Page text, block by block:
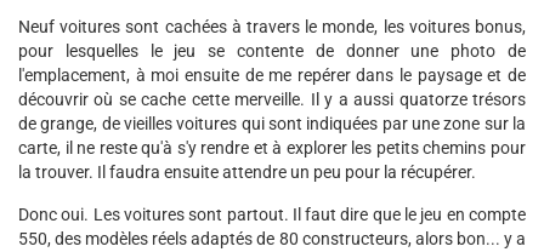
Neuf voitures sont cachées à travers le monde, les voitures bonus,
pour lesquelles le jeu se contente de donner une photo de
l'emplacement, à moi ensuite de me repérer dans le paysage et de
découvrir où se cache cette merveille. Il y a aussi quatorze trésors
de grange, de vieilles voitures qui sont indiquées par une zone sur la
carte, il ne reste qu'à s'y rendre et à explorer les petits chemins pour
la trouver. Il faudra ensuite attendre un peu pour la récupérer.
Donc oui. Les voitures sont partout. Il faut dire que le jeu en compte
550, des modèles réels adaptés de 80 constructeurs, alors bon... y a